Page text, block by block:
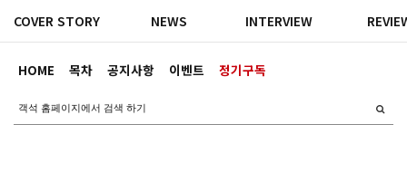
HOME 목차 공지사항 이벤트 정기구독
COVER STORY NEWS INTERVIEW